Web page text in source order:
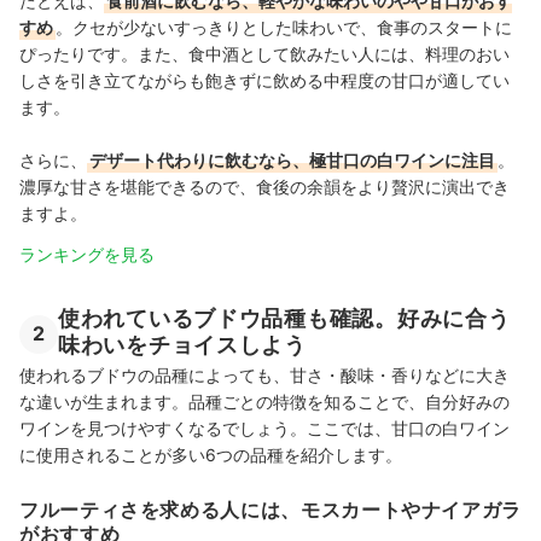
すめ 。クセが少ないすっきりとした味わいで、食事のスタートに
ぴったりです。また、食中酒として飲みたい人には、料理のおい
しさを引き立てながらも飽きずに飲める中程度の甘口が適してい
ます。
さらに、 デザート代わりに飲むなら、極甘口の白ワインに注目 。
濃厚な甘さを堪能できるので、食後の余韻をより贅沢に演出でき
ますよ。
ランキングを見る
2
使われているブドウ品種も確認。好みに合う
味わいをチョイスしよう
使われるブドウの品種によっても、甘さ・酸味・香りなどに大き
な違いが生まれます。品種ごとの特徴を知ることで、自分好みの
ワインを見つけやすくなるでしょう。ここでは、甘口の白ワイン
に使用されることが多い6つの品種を紹介します。
フルーティさを求める人には、モスカートやナイアガラ
がおすすめ